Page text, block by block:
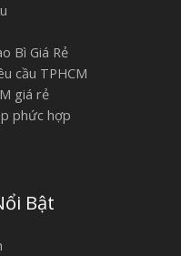
Bì Giá Rẻ
cầu TPHCM
giá rẻ
phức hợp
Bật